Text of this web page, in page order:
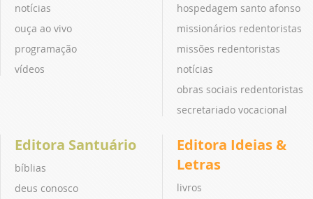
notícias
ouça ao vivo
programação
vídeos
hospedagem santo afonso
missionários redentoristas
missões redentoristas
notícias
obras sociais redentoristas
secretariado vocacional
Editora Santuário
bíblias
deus conosco
Editora Ideias &
Letras
livros